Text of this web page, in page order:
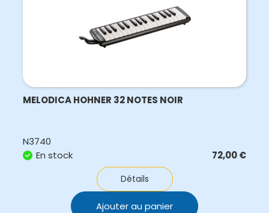
MELODICA HOHNER 32 NOTES NOIR
N3740
En stock
72,00€
Détails
Ajouter au panier